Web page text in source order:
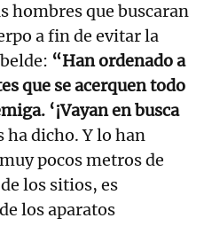
hombres que buscaran
a fin de evitar la
“Han ordenado a
que se acerquen todo
‘¡Vayan en busca
ha dicho. Y lo han
pocos metros de
los sitios, es
los aparatos